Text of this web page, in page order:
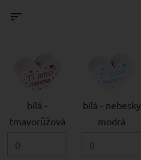
bílá -
tmavorůžová
bílá - nebesky
modrá